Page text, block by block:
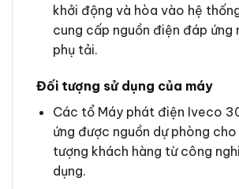
khởi động và hòa vào hệ
cung cấp nguồn điện đáp ứng
phụ tải.
Đối tượng sử dụng của máy
Các tổ Máy phát điện Iveco
ứng được nguồn dự phòng
tượng khách hàng từ công
dụng.